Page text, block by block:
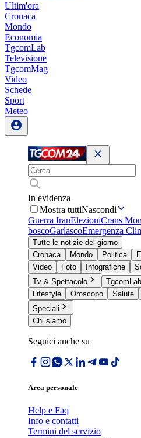
Ultim'ora
Cronaca
Mondo
Economia
TgcomLab
Televisione
TgcomMag
Video
Schede
Sport
Meteo
In evidenza
Mostra tuttiNascondi
Guerra IranElezioniCrans
boscoGarlascoEmergenza
Tutte le notizie del giorno
Cronaca
Mondo Politica
Video
Foto Infografiche
Tv & Spettacolo
TgcomLab
Lifestyle
Oroscopo Salute
Speciali
Chi siamo
Seguici anche su
Area personale
Help e Faq
Info e contatti
Termini del servizio